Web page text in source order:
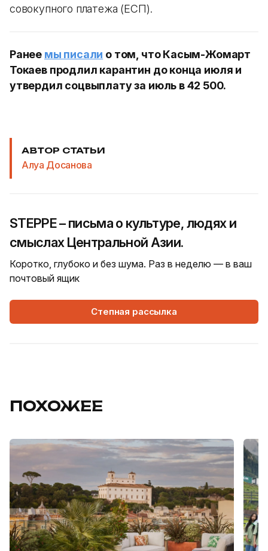
совокупного платежа (ЕСП).
Ранее мы писали о том, что Касым-Жомарт
Токаев продлил карантин до конца июля и
утвердил соцвыплату за июль в 42 500.
АВТОР СТАТЬИ
Алуа Досанова
STEPPE – письма о культуре, людях и
смыслах Центральной Азии.
Коротко, глубоко и без шума. Раз в неделю — в ваш
почтовый ящик
Степная рассылка
ПОХОЖЕЕ